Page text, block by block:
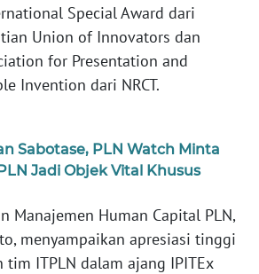
Special Award dari
Union of Innovators dan
for Presentation and
Invention dari NRCT.
Sabotase, PLN Watch Minta
Jadi Objek Vital Khusus
Manajemen Human Capital PLN,
menyampaikan apresiasi tinggi
tim ITPLN dalam ajang IPITEx